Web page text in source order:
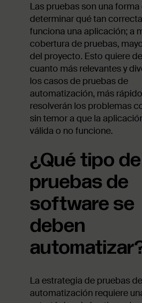
Las pruebas son una forma
determinar qué tan
funciona una aplicación; a
cobertura de pruebas,
del proyecto. Esto quiere
cuanto más relevantes y
los casos de pruebas de
automatización, más
resolverán los problemas
sin temor a que la
válida o no funcione.
¿Qué tipo de
pruebas de
software se
deben
La estrategia de pruebas de
automatización requiere